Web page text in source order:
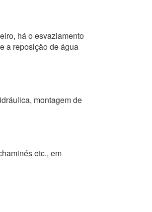
há o esvaziamento
a reposição de água
montagem de
etc., em